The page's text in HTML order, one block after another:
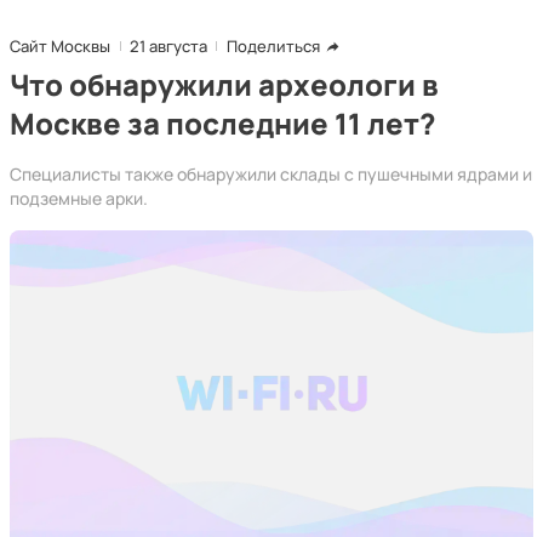
Сайт Москвы 21 августа Поделиться
Что обнаружили археологи в
Москве за последние 11 лет?
Специалисты также обнаружили склады с пушечными ядрами и
подземные арки.